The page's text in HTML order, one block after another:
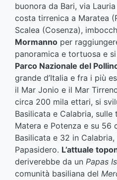
buonora da Bari, via
costa tirrenica a Maratea
Scalea (Cosenza),
Mormanno per
panoramica e tortuosa e
Parco Nazionale del
grande d’Italia e fra i più
il Mar Jonio e il Mar
circa 200 mila ettari, si
Basilicata e Calabria,
Matera e Potenza e su 56
Basilicata e 32 in
Papasidero. L’attuale
deriverebbe da un Papas
comunità basiliana del